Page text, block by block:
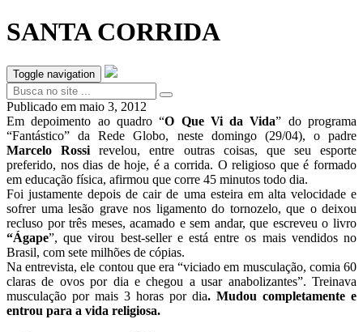
SANTA CORRIDA
Toggle navigation
Publicado em maio 3, 2012
Em depoimento ao quadro “O Que Vi da Vida” do programa
“Fantástico” da Rede Globo, neste domingo (29/04), o padre
Marcelo Rossi
revelou, entre outras coisas, que seu esporte
preferido, nos dias de hoje, é a corrida. O religioso que é formado
em educação física, afirmou que corre 45 minutos todo dia.
Foi justamente depois de cair de uma esteira em alta velocidade e
sofrer uma lesão grave nos ligamento do tornozelo, que o deixou
recluso por três meses, acamado e sem andar, que escreveu o livro
“Ágape”, que virou best-seller e está entre os mais vendidos no
Brasil, com sete milhões de cópias.
Na entrevista, ele contou que era “viciado em musculação, comia 60
claras de ovos por dia e chegou a usar anabolizantes”. Treinava
musculação por mais 3 horas por dia. Mudou completamente e
entrou para a vida religiosa.